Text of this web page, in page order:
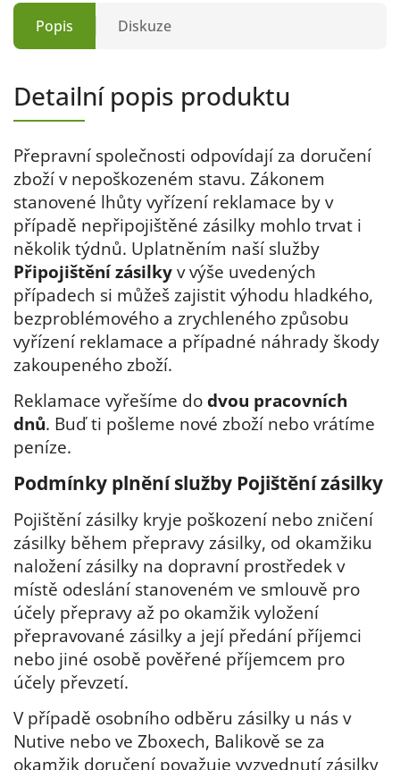
Popis Diskuze
Detailní popis produktu
Přepravní společnosti odpovídají za doručení
zboží v nepoškozeném stavu. Zákonem
stanovené lhůty vyřízení reklamace by v
případě nepřipojištěné zásilky mohlo trvat i
několik týdnů. Uplatněním naší služby
Připojištění zásilky v výše uvedených
případech si můžeš zajistit výhodu hladkého,
bezproblémového a zrychleného způsobu
vyřízení reklamace a případné náhrady škody
zakoupeného zboží.
Reklamace vyřešíme do dvou pracovních
dnů. Buď ti pošleme nové zboží nebo vrátíme
peníze.
Podmínky plnění služby Pojištění zásilky
Pojištění zásilky kryje poškození nebo zničení
zásilky během přepravy zásilky, od okamžiku
naložení zásilky na dopravní prostředek v
místě odeslání stanoveném ve smlouvě pro
účely přepravy až po okamžik vyložení
přepravované zásilky a její předání příjemci
nebo jiné osobě pověřené příjemcem pro
účely převzetí.
V případě osobního odběru zásilky u nás v
Nutive nebo ve Zboxech, Balikově se za
okamžik doručení považuje vyzvednutí zásilky